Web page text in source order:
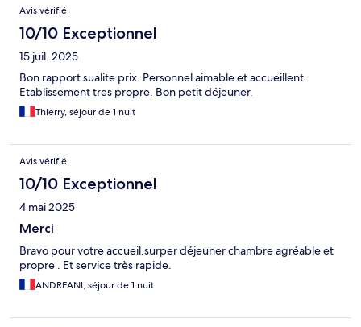
Avis vérifié
10/10 Exceptionnel
15 juil. 2025
Bon rapport sualite prix. Personnel aimable et accueillent.
Etablissement tres propre. Bon petit déjeuner.
Thierry, séjour de 1 nuit
Avis vérifié
10/10 Exceptionnel
4 mai 2025
Merci
Bravo pour votre accueil.surper déjeuner chambre agréable et
propre . Et service très rapide.
ANDREANI, séjour de 1 nuit